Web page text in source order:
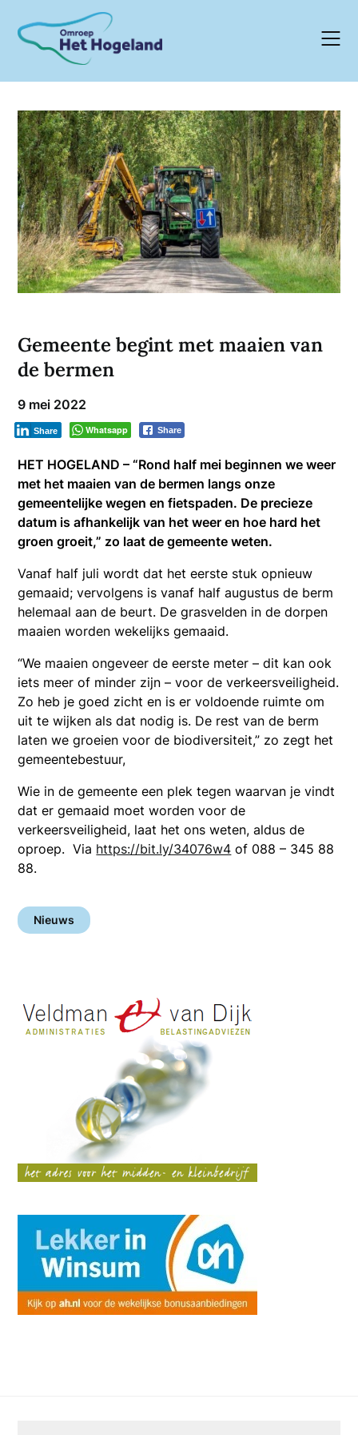
content
Gemeente begint met maaien van
de bermen
9 mei 2022
Whatsapp Share
Share
HET HOGELAND – “Rond half mei beginnen we weer
met het maaien van de bermen langs onze
gemeentelijke wegen en fietspaden. De precieze
datum is afhankelijk van het weer en hoe hard het
groen groeit,” zo laat de gemeente weten.
Vanaf half juli wordt dat het eerste stuk opnieuw
gemaaid; vervolgens is vanaf half augustus de berm
helemaal aan de beurt. De grasvelden in de dorpen
maaien worden wekelijks gemaaid.
“We maaien ongeveer de eerste meter – dit kan ook
iets meer of minder zijn – voor de verkeersveiligheid.
Zo heb je goed zicht en is er voldoende ruimte om
uit te wijken als dat nodig is. De rest van de berm
laten we groeien voor de biodiversiteit,” zo zegt het
gemeentebestuur,
Wie in de gemeente een plek tegen waarvan je vindt
dat er gemaaid moet worden voor de
verkeersveiligheid, laat het ons weten, aldus de
oproep. Via https://bit.ly/34076w4 of 088 – 345 88
88.
Nieuws